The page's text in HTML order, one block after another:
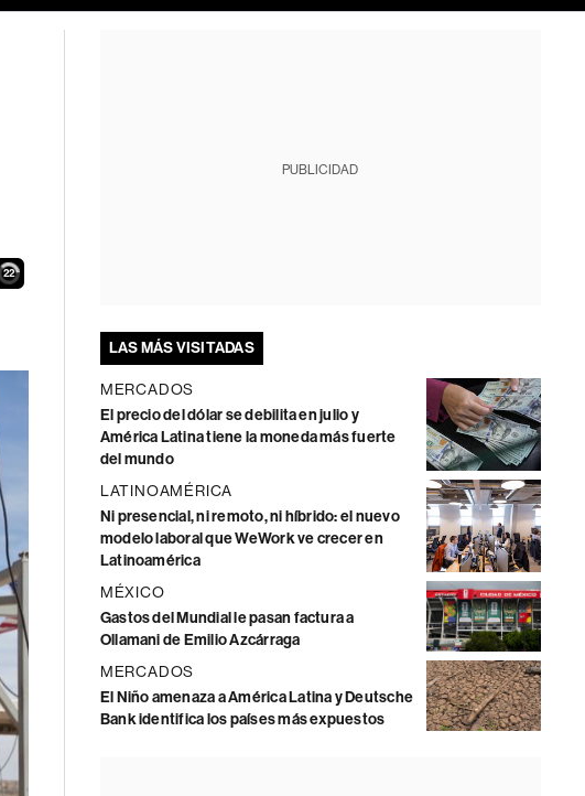
21
PUBLICIDAD
LAS MÁS VISITADAS
MERCADOS
El precio del dólar se debilita en julio y
América Latina tiene la moneda más fuerte
del mundo
LATINOAMÉRICA
Ni presencial, ni remoto, ni híbrido: el nuevo
modelo laboral que WeWork ve crecer en
Latinoamérica
MÉXICO
Gastos del Mundial le pasan factura a
Ollamani de Emilio Azcárraga
MERCADOS
El Niño amenaza a América Latina y Deutsche
Bank identifica los países más expuestos